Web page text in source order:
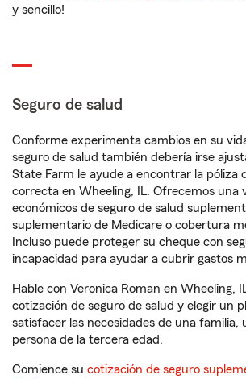
y sencillo!
Seguro de salud
Conforme experimenta cambios en su
seguro de salud también debería irse
State Farm le ayude a encontrar la póliza
correcta en Wheeling, IL. Ofrecemos una
económicos de seguro de salud
suplementario de Medicare o cobertura
Incluso puede proteger su cheque con
incapacidad para ayudar a cubrir gastos
Hable con Veronica Roman en Wheeling,
cotización de seguro de salud y elegir un
satisfacer las necesidades de una familia,
persona de la tercera edad.
Comience su cotización de seguro